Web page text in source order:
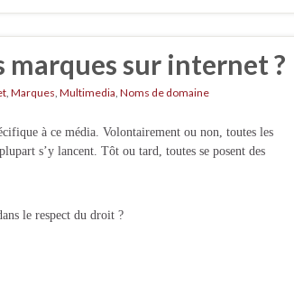
sur internet ?
Marques Multimedia Noms de domaine
à ce média. Volontairement ou non, toutes les
s’y lancent. Tôt ou tard, toutes se posent des
le respect du droit ?